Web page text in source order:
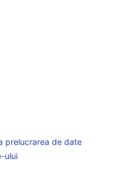
prelucrarea de date
ului